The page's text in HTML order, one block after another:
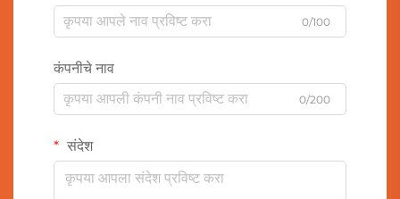
0/100
कंपनीचे नाव
0/200
संदेश